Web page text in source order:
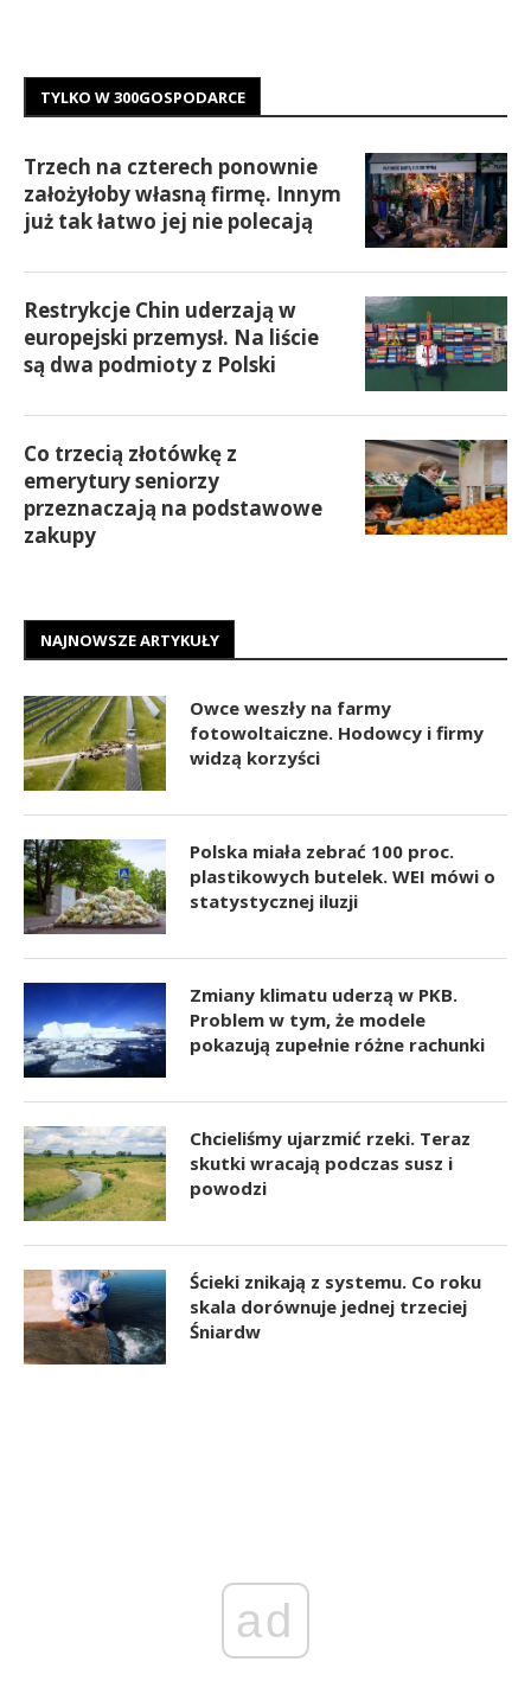
TYLKO W 300GOSPODARCE
Trzech na czterech ponownie
założyłoby własną firmę. Innym
już tak łatwo jej nie polecają
Restrykcje Chin uderzają w
europejski przemysł. Na liście
są dwa podmioty z Polski
Co trzecią złotówkę z
emerytury seniorzy
przeznaczają na podstawowe
zakupy
NAJNOWSZE ARTYKUŁY
Owce weszły na farmy
fotowoltaiczne. Hodowcy i firmy
widzą korzyści
Polska miała zebrać 100 proc.
plastikowych butelek. WEI mówi o
statystycznej iluzji
Zmiany klimatu uderzą w PKB.
Problem w tym, że modele
pokazują zupełnie różne rachunki
Chcieliśmy ujarzmić rzeki. Teraz
skutki wracają podczas susz i
powodzi
Ścieki znikają z systemu. Co roku
skala dorównuje jednej trzeciej
Śniardw
ad